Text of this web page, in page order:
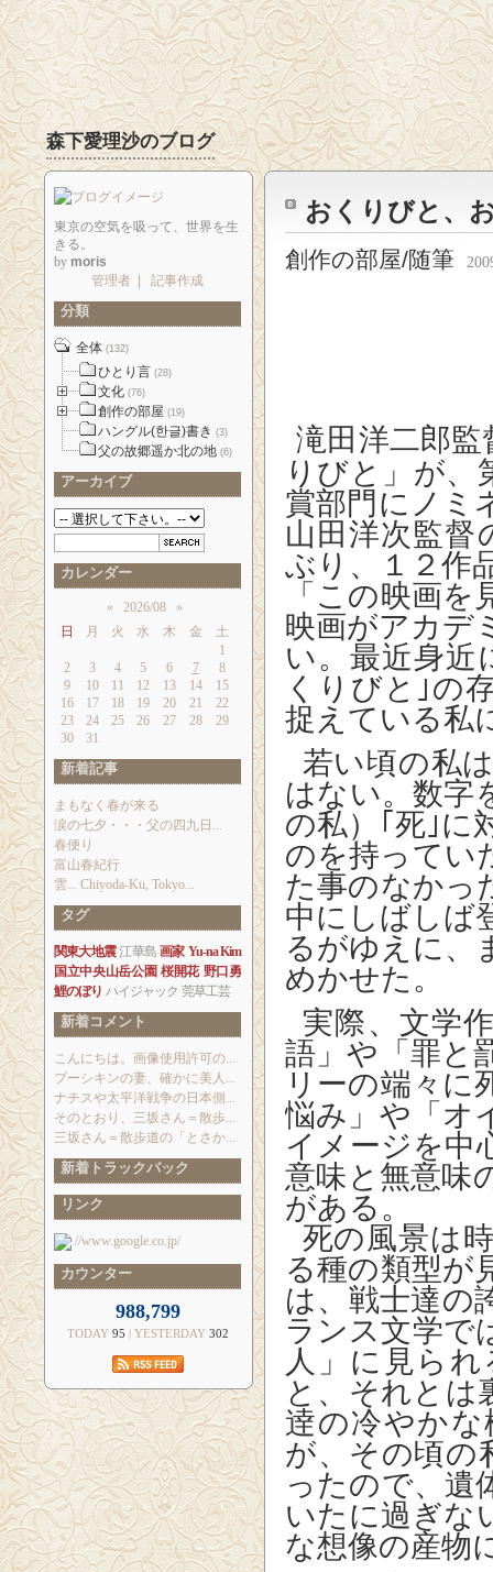
森下愛理沙のブログ
おくりびと、
創作の部屋/随筆
滝田洋二郎
りびと」が、
賞部門にノミ
山田洋次監督
ぶり、１２作
「この映画
映画がアカデ
い。最近身近
くりびと｣の
捉えている私
若い頃の私
はない。数字
の私）｢死｣に
のを持ってい
た事のなかっ
中にしばしば
るがゆえに、
めかせた。
実際、文学
語」や「罪と
リーの端々に
悩み」や「オ
イメージを中
意味と無意味
がある。
死の風景は
る種の類型が
は、戦士達の
ランス文学で
人」に見ら
と、それとは
逹の冷やか
が、その頃の
ったので、遺
いたに過ぎな
な想像の産
東京の空気を吸って、世界を生
きる。
by moris
管理者
記事作成
分類
全体 (132)
ひとり言 (28)
文化 (76)
創作の部屋 (19)
ハングル(한글)書き (3)
父の故郷遥か北の地 (6)
アーカイブ
カレンダー
« 2026/08
»
日
月 火 水 木 金
土
1
2
3 4 5 6 7
8
9
10 11 12 13 14
15
16
17 18 19 20 21
22
23
24 25 26 27 28
29
30
31
新着記事
まもなく春が来る
涙の七夕・・・父の四九日...
春便り
富山春紀行
雲... Chiyoda-Ku, Tokyo...
タグ
関東大地震 江華島 画家 Yu-na Kim
国立中央山岳公園 桜開花 野口勇
鯉のぼり ハイジャック 莞草工芸
新着コメント
こんにちは。画像使用許可の...
プーシキンの妻、確かに美人...
ナチスや太平洋戦争の日本側...
そのとおり、三坂さん＝散歩...
三坂さん＝散歩道の「とさか...
新着トラックバック
リンク
//www.google.co.jp/
カウンター
988,799
TODAY 95 | YESTERDAY 302